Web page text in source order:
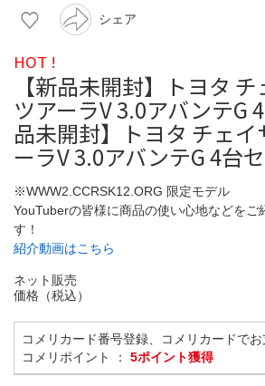
シェア
HOT !
【新品未開封】トヨタ
ツアーラV 3.0アバンテG
品未開封】トヨタ チェイ
ーラV 3.0アバンテG 4台
※WWW2.CCRSK12.ORG 限定モデル
YouTuberの皆様に商品の使い心地などをご
す！
紹介動画はこちら
ネット販売
価格（税込）
コメリカード番号登録、コメリカードで
コメリポイント ： 5ポイント獲得